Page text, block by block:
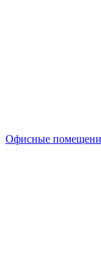
Офисные